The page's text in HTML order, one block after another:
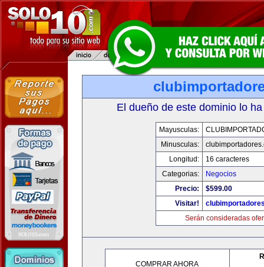
El dueño de este dominio lo
Mayusculas:
Minusculas:
Longitud:
16 caracteres
Categorias:
Negocios
Precio:
$599.00
Visitar!
Serán consideradas
COMPRAR AHORA